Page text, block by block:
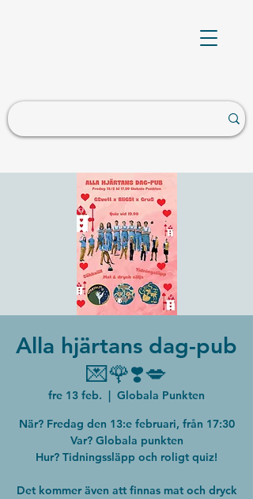
Alla hjärtans dag-pub
💌🌹❣️💋
fre 13 feb.
  |
Globala Punkten
När? Fredag den 13:e februari, från 17:30
Var? Globala punkten
Hur? Tidningssläpp och roligt quiz!
Det kommer även att finnas mat och dryck